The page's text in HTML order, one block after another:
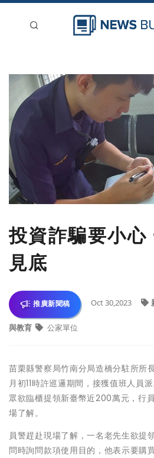
新聞稿分類
投資詐騙要小心
見底
推廣新聞稿 Oct 30,2023
與教育 公家單位
苗栗縣警察局竹南分局造橋分駐所所
月初11時許巡邏期間，接獲值班人員
眾欲臨櫃提領新臺幣近200萬元，行
場了解。
員警趕赴現場了解，一名老先生欲提
問時詢問款項使用目的，他表示要購